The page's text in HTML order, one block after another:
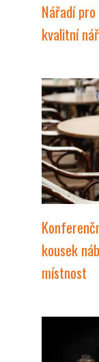
Nářadí
kvalitní
kousek
místnost